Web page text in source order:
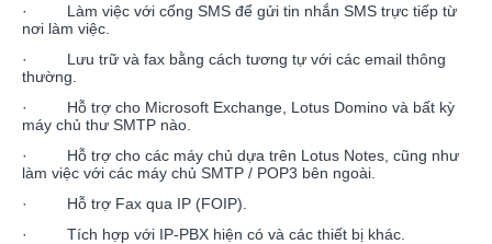
· Làm việc với cổng SMS để gửi tin nhắn SMS trực tiếp từ
nơi làm việc.
· Lưu trữ và fax bằng cách tương tự với các email thông
thường.
· Hỗ trợ cho Microsoft Exchange, Lotus Domino và bất kỳ
máy chủ thư SMTP nào.
· Hỗ trợ cho các máy chủ dựa trên Lotus Notes, cũng như
làm việc với các máy chủ SMTP / POP3 bên ngoài.
· Hỗ trợ Fax qua IP (FOIP).
· Tích hợp với IP-PBX hiện có và các thiết bị khác.